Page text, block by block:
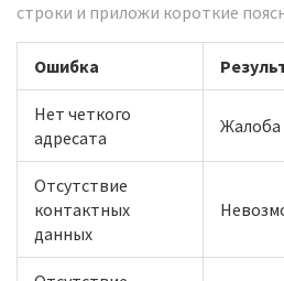
строки и приложи короткие
Ошибка
Нет четкого
адресата
Жалоба
Отсутствие
контактных
данных